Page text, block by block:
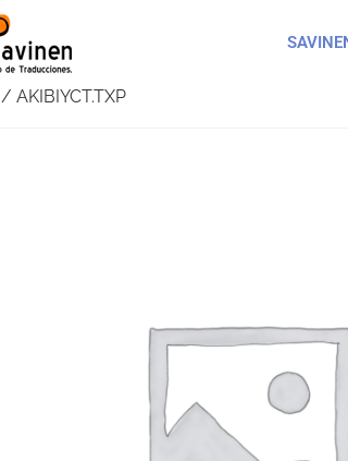
/ AKIBIYCT.TXP